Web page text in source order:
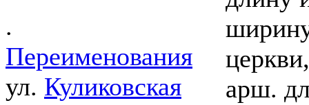
.
Переименования
ул. Куликовская
арш.